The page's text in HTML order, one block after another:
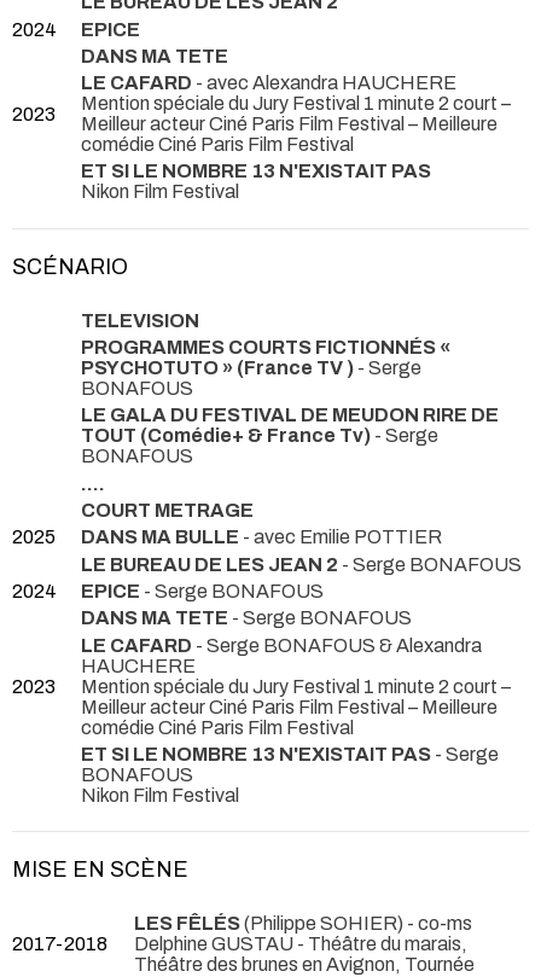
2024
EPICE
DANS MA TETE
2023
LE CAFARD - avec Alexandra HAUCHERE
Mention spéciale du Jury Festival 1 minute 2 court –
Meilleur acteur Ciné Paris Film Festival – Meilleure
comédie Ciné Paris Film Festival
ET SI LE NOMBRE 13 N'EXISTAIT PAS
Nikon Film Festival
SCÉNARIO
TELEVISION
PROGRAMMES COURTS FICTIONNÉS «
PSYCHOTUTO » (France TV ) - Serge
BONAFOUS
LE GALA DU FESTIVAL DE MEUDON RIRE DE
TOUT (Comédie+ & France Tv) - Serge
BONAFOUS
....
COURT METRAGE
2025
DANS MA BULLE - avec Emilie POTTIER
LE BUREAU DE LES JEAN 2 - Serge BONAFOUS
2024
EPICE - Serge BONAFOUS
DANS MA TETE - Serge BONAFOUS
2023
LE CAFARD - Serge BONAFOUS & Alexandra
HAUCHERE
Mention spéciale du Jury Festival 1 minute 2 court –
Meilleur acteur Ciné Paris Film Festival – Meilleure
comédie Ciné Paris Film Festival
ET SI LE NOMBRE 13 N'EXISTAIT PAS - Serge
BONAFOUS
Nikon Film Festival
MISE EN SCÈNE
2017-2018
LES FÊLÉS(Philippe SOHIER) - co-ms
Delphine GUSTAU - Théâtre du marais,
Théâtre des brunes en Avignon, Tournée